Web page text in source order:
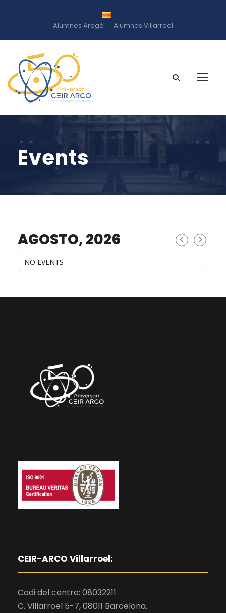
Alumnes Aragó Alumnes Villarroel
Events
AGOSTO, 2026
NO EVENTS
CEIR-ARCO Villarroel:
Codi del centre: 08032211
C. Villarroel 5-7, 08011 Barcelona.